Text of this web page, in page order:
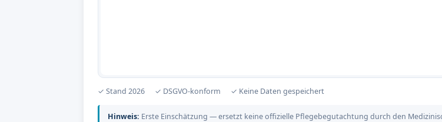
✓ Stand 2026 ✓ DSGVO-konform ✓ Keine Daten gespeichert
Hinweis: Erste Einschätzung — ersetzt keine offizielle Pflegebegutachtung durch den